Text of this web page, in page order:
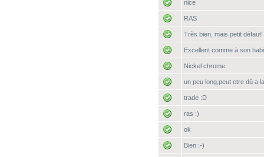
nice
RAS
Très bien, mais petit défaut!
Excellent comme à son
Nickel chrome
un peu long,peut etre dû a
trade :D
ras :)
ok
Bien :-)